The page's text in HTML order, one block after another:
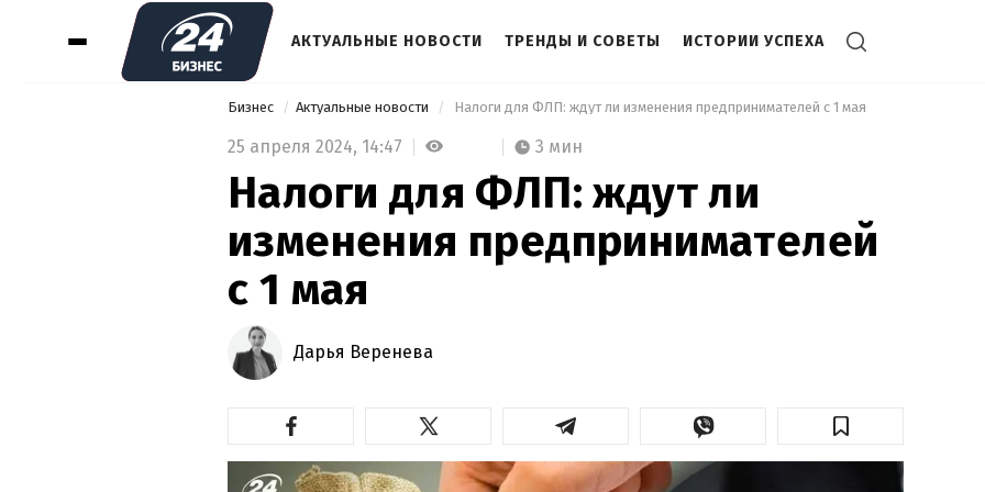
АКТУАЛЬНЫЕ НОВОСТИ ТРЕНДЫ И СОВЕТЫ ИСТОРИИ УСПЕХА
Бизнес Актуальные новости Налоги для ФЛП: ждут ли изменения предпринимателей с 1 мая
25 апреля 2024, 14:47 3 мин
Налоги для ФЛП: ждут ли
изменения предпринимателей
с 1 мая
Дарья Веренева